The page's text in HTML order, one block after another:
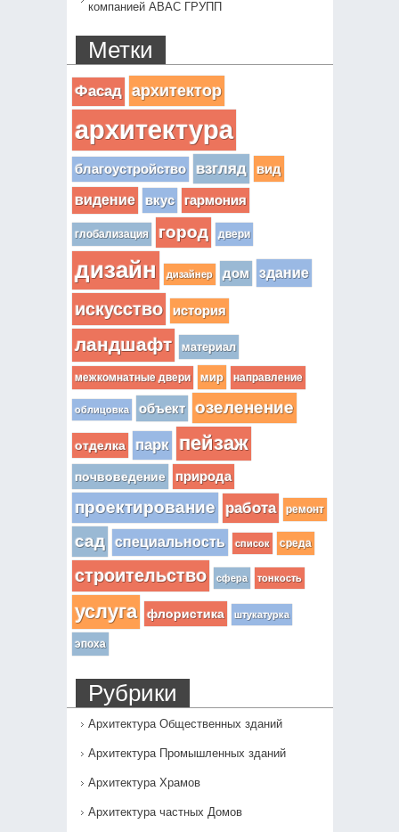
компанией АВАС ГРУПП
Метки
Фасад архитектор
архитектура
благоустройство взгляд вид
видение вкус гармония
глобализация город двери
дизайн дизайнер дом здание
искусство история
ландшафт материал
межкомнатные двери мир направление
облицовка объект озеленение
отделка парк пейзаж
почвоведение природа
проектирование работа ремонт
сад специальность список среда
строительство сфера тонкость
услуга флористика штукатурка
эпоха
Рубрики
Архитектура Общественных зданий
Архитектура Промышленных зданий
Архитектура Храмов
Архитектура частных Домов